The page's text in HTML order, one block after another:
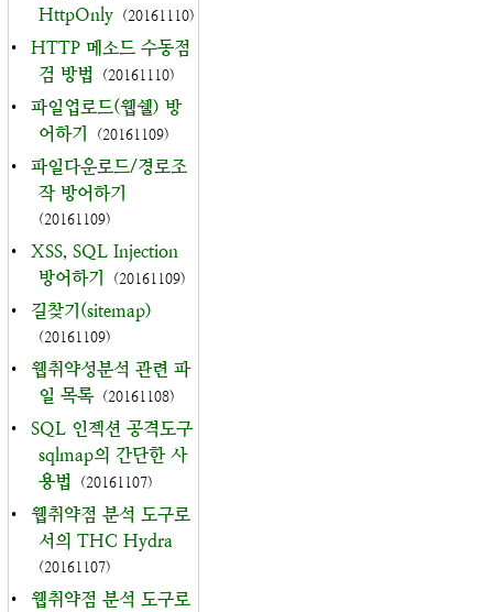
HttpOnly (20161110)
•
HTTP 메소드 수동점
검 방법
(20161110)
•
파일업로드(웹쉘) 방
어하기
(20161109)
•
파일다운로드/경로조
작 방어하기
(20161109)
•
XSS, SQL Injection
방어하기
(20161109)
• 길찾기(sitemap)
(20161109)
•
웹취약성분석 관련 파
일 목록 (20161108)
•
SQL 인젝션 공격도구
sqlmap의 간단한 사
용법
(20161107)
•
웹취약점 분석 도구로
서의 THC Hydra
(20161107)
•
웹취약점 분석 도구로